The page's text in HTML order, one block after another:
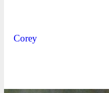
Corey